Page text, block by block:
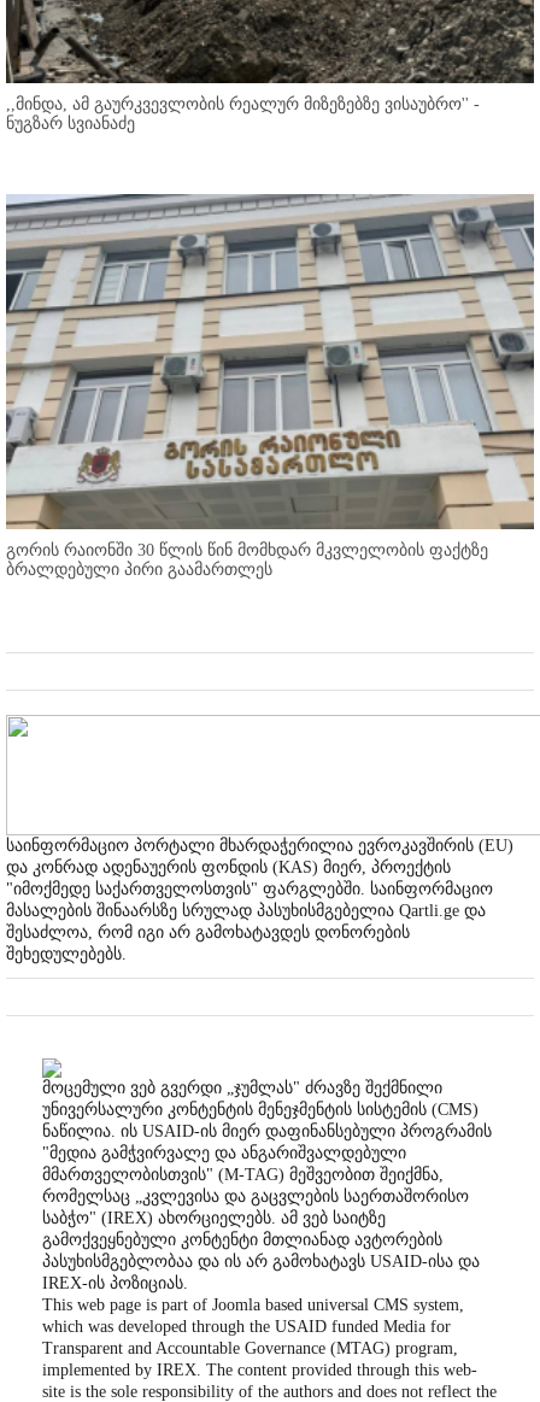
,,მინდა, ამ გაურკვევლობის რეალურ მიზეზებზე ვისაუბრო'' -
ნუგზარ სვიანაძე
გორის რაიონში 30 წლის წინ მომხდარ მკვლელობის ფაქტზე
ბრალდებული პირი გაამართლეს
საინფორმაციო პორტალი მხარდაჭერილია ევროკავშირის (EU)
და კონრად ადენაუერის ფონდის (KAS) მიერ, პროექტის
"იმოქმედე საქართველოსთვის" ფარგლებში. საინფორმაციო
მასალების შინაარსზე სრულად პასუხისმგებელია Qartli.ge და
შესაძლოა, რომ იგი არ გამოხატავდეს დონორების
შეხედულებებს.
მოცემული ვებ გვერდი „ჯუმლას" ძრავზე შექმნილი
უნივერსალური კონტენტის მენეჯმენტის სისტემის (CMS)
ნაწილია. ის USAID-ის მიერ დაფინანსებული პროგრამის
"მედია გამჭვირვალე და ანგარიშვალდებული
მმართველობისთვის" (M-TAG) მეშვეობით შეიქმნა,
რომელსაც „კვლევისა და გაცვლების საერთაშორისო
საბჭო" (IREX) ახორციელებს. ამ ვებ საიტზე
გამოქვეყნებული კონტენტი მთლიანად ავტორების
პასუხისმგებლობაა და ის არ გამოხატავს USAID-ისა და
IREX-ის პოზიციას.
This web page is part of Joomla based universal CMS system,
which was developed through the USAID funded Media for
Transparent and Accountable Governance (MTAG) program,
implemented by IREX. The content provided through this web-
site is the sole responsibility of the authors and does not reflect the